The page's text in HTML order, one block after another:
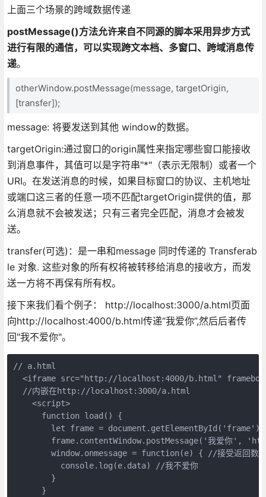
上面三个场景的跨域数据传递
postMessage()方法允许来自不同源的脚本采用异步方式
进行有限的通信，可以实现跨文本档、多窗口、跨域消息传
递。
otherWindow.postMessage(message, targetOrigin,
[transfer]);
message: 将要发送到其他 window的数据。
targetOrigin:通过窗口的origin属性来指定哪些窗口能接收
到消息事件，其值可以是字符串"*"（表示无限制）或者一个
URI。在发送消息的时候，如果目标窗口的协议、主机地址
或端口这三者的任意一项不匹配targetOrigin提供的值，那
么消息就不会被发送；只有三者完全匹配，消息才会被发
送。
transfer(可选)：是一串和message 同时传递的 Transferab
le 对象. 这些对象的所有权将被转移给消息的接收方，而发
送一方将不再保有所有权。
接下来我们看个例子： http://localhost:3000/a.html页面
向http://localhost:4000/b.html传递“我爱你”,然后后者传
回"我不爱你"。
// a.html
<iframe src="http://localhost:4000/b.html"
  //内嵌在http://localhost:3000/a.html
    <script>
      function load() {
        let frame = document.getElementById('frame')
frame.contentWindow.postMessage('我爱你',
window.onmessage = function(e) { //接受返回数
          console.log(e.data) //我不爱你
        }
      }